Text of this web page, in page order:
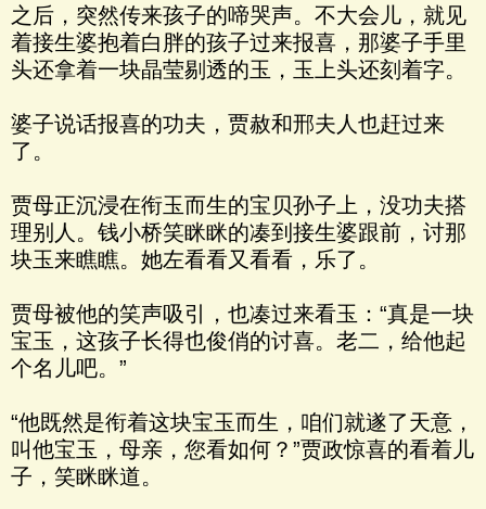
之后，突然传来孩子的啼哭声。不大会儿，就见
着接生婆抱着白胖的孩子过来报喜，那婆子手里
头还拿着一块晶莹剔透的玉，玉上头还刻着字。
婆子说话报喜的功夫，贾赦和邢夫人也赶过来
了。
贾母正沉浸在衔玉而生的宝贝孙子上，没功夫搭
理别人。钱小桥笑眯眯的凑到接生婆跟前，讨那
块玉来瞧瞧。她左看看又看看，乐了。
贾母被他的笑声吸引，也凑过来看玉：“真是一块
宝玉，这孩子长得也俊俏的讨喜。老二，给他起
个名儿吧。”
“他既然是衔着这块宝玉而生，咱们就遂了天意，
叫他宝玉，母亲，您看如何？”贾政惊喜的看着儿
子，笑眯眯道。